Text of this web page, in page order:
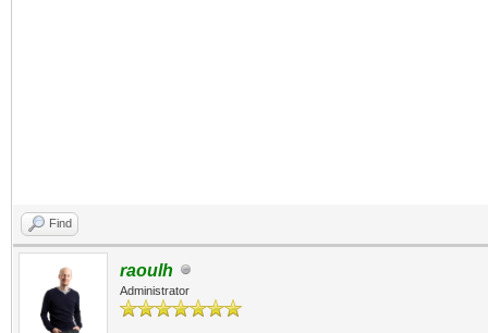
Find
raoulh
Administrator